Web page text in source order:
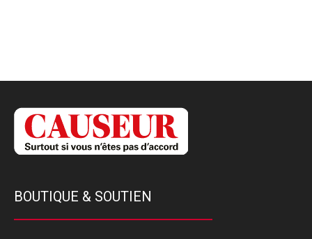
BOUTIQUE & SOUTIEN